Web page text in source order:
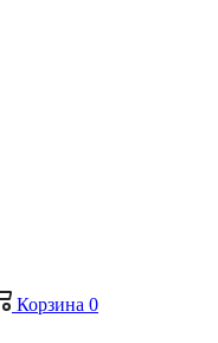
Корзина 0